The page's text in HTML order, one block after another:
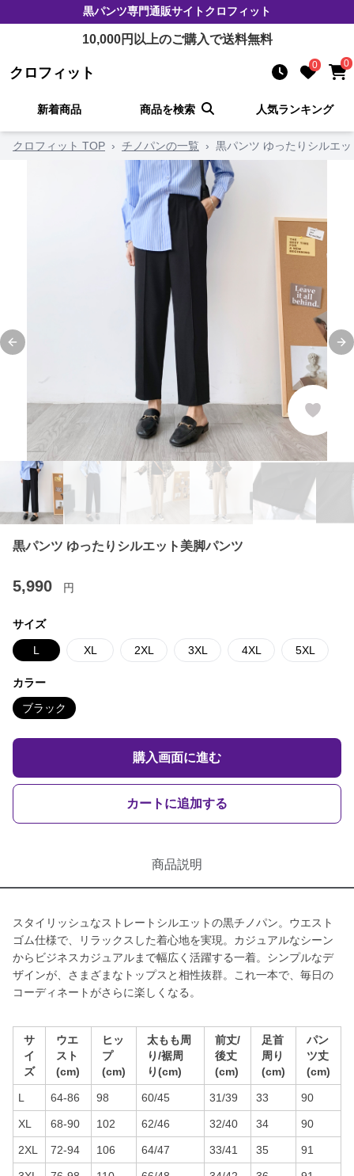
黒パンツ専門通販サイトクロフィット
10,000円以上のご購入で送料無料
クロフィット 0 0
新着商品 商品を検索 人気ランキング
クロフィット TOP › チノパンの一覧 › 黒パンツ ゆったりシルエ
Previous slide
黒パンツ ゆったりシルエット美脚パンツ
5,990 円
サイズ
L XL 2XL 3XL 4XL 5XL
カラー
ブラック
購入画面に進む
カートに追加する
商品説明
スタイリッシュなストレートシルエットの黒チノパン。ウエスト
ゴム仕様で、リラックスした着心地を実現。カジュアルなシーン
からビジネスカジュアルまで幅広く活躍する一着。シンプルなデ
ザインが、さまざまなトップスと相性抜群。これ一本で、毎日の
コーディネートがさらに楽しくなる。
サ
イ
ズ
ウエ
スト
(cm)
ヒッ
プ
(cm)
太もも周
り/裾周
り(cm)
前丈/
後丈
(cm)
足首
周り
(cm)
パン
ツ丈
(cm)
L 64-86 98 60/45 31/39 33 90
XL 68-90 102 62/46 32/40 34 90
2XL 72-94 106 64/47 33/41 35 91